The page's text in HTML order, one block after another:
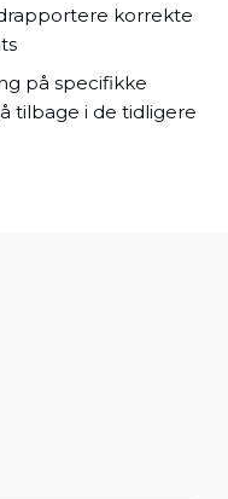
korrekte
på specifikke
tilbage i de tidligere